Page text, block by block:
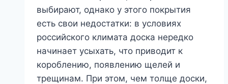
выбирают, однако у этого покрытия
есть свои недостатки: в условиях
российского климата доска нередко
начинает усыхать, что приводит к
короблению, появлению щелей и
трещинам. При этом, чем толще доски,